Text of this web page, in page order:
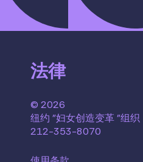
法律
© 2026
纽约 "妇女创造变革 "组织
212-353-8070